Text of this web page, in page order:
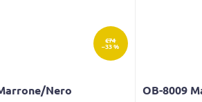
€74
–33 %
Nero OB-8009